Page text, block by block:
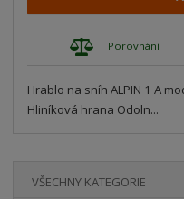
Porovnání
Hrablo na sníh ALPIN 1 A
Hliníková hrana Odoln...
VŠECHNY KATEGORIE